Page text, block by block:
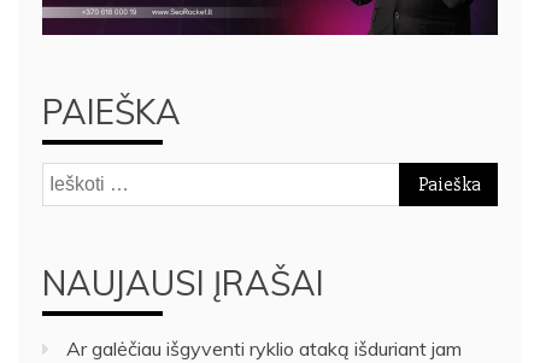
PAIEŠKA
Ieškoti:
NAUJAUSI ĮRAŠAI
Ar galėčiau išgyventi ryklio ataką išduriant jam